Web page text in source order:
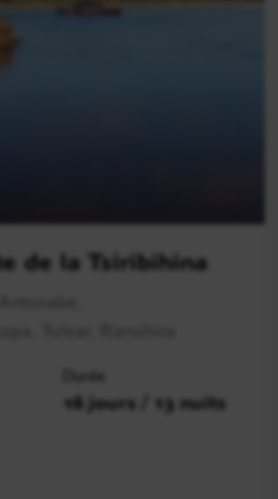
de la Tsiribihina
Durée
16 jours / 13 nuits